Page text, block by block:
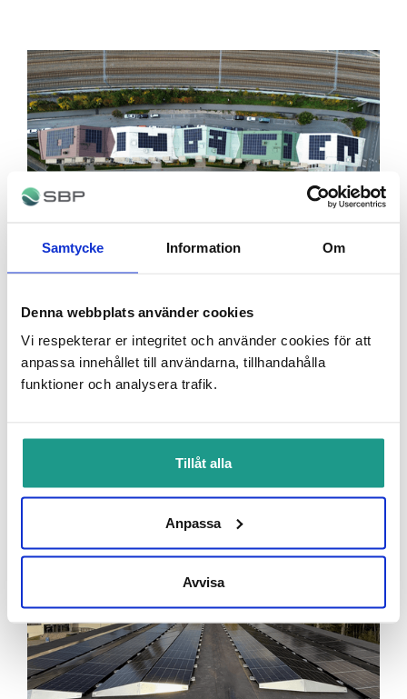
Samtycke Information Om
Denna webbplats använder cookies
Vi respekterar er integritet och använder cookies för att
anpassa innehållet till användarna, tillhandahålla
funktioner och analysera trafik.
Tillåt alla
Anpassa
Avvisa
SBP levererar megaprojekt till Stena
Fastigheter – solenergi på 40
fastigheter